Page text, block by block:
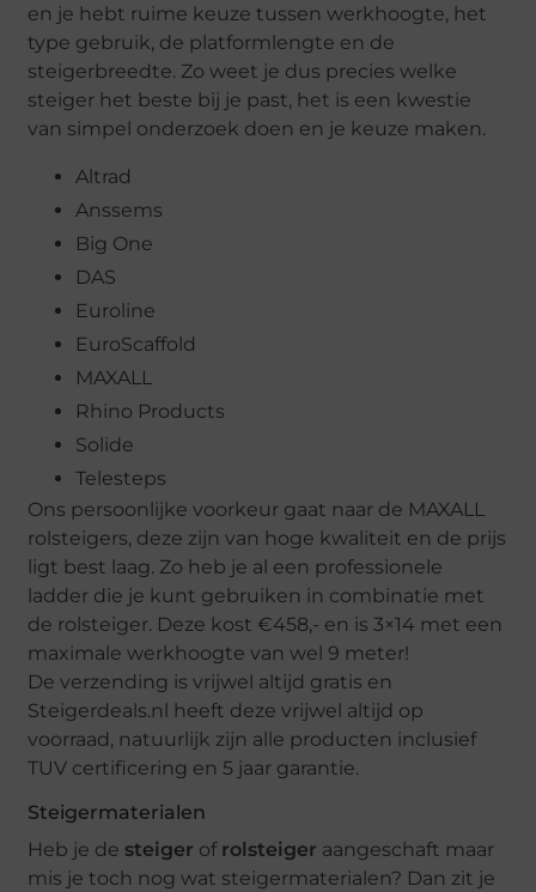
en je hebt ruime keuze tussen werkhoogte, het
type gebruik, de platformlengte en de
steigerbreedte. Zo weet je dus precies welke
steiger het beste bij je past, het is een kwestie
van simpel onderzoek doen en je keuze maken.
Altrad
Anssems
Big One
DAS
Euroline
EuroScaffold
MAXALL
Rhino Products
Solide
Telesteps
Ons persoonlijke voorkeur gaat naar de MAXALL
rolsteigers, deze zijn van hoge kwaliteit en de prijs
ligt best laag. Zo heb je al een professionele
ladder die je kunt gebruiken in combinatie met
de rolsteiger. Deze kost €458,- en is 3×14 met een
maximale werkhoogte van wel 9 meter!
De verzending is vrijwel altijd gratis en
Steigerdeals.nl heeft deze vrijwel altijd op
voorraad, natuurlijk zijn alle producten inclusief
TUV certificering en 5 jaar garantie.
Steigermaterialen
Heb je de steiger of rolsteiger aangeschaft maar
mis je toch nog wat steigermaterialen? Dan zit je